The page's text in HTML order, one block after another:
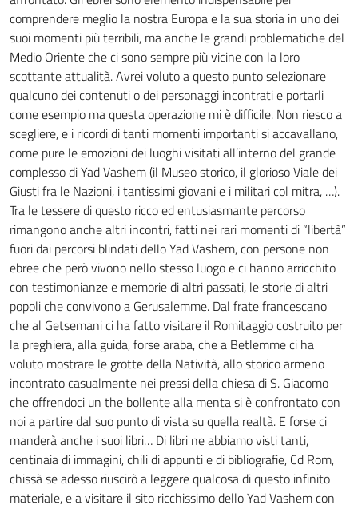
comprendere meglio la nostra Europa e la sua storia in uno dei
suoi momenti più terribili, ma anche le grandi problematiche del
Medio Oriente che ci sono sempre più vicine con la loro
scottante attualità. Avrei voluto a questo punto selezionare
qualcuno dei contenuti o dei personaggi incontrati e portarli
come esempio ma questa operazione mi è difficile. Non riesco a
scegliere, e i ricordi di tanti momenti importanti si accavallano,
come pure le emozioni dei luoghi visitati all’interno del grande
complesso di Yad Vashem (il Museo storico, il glorioso Viale dei
Giusti fra le Nazioni, i tantissimi giovani e i militari col mitra, …).
Tra le tessere di questo ricco ed entusiasmante percorso
rimangono anche altri incontri, fatti nei rari momenti di “libertà”
fuori dai percorsi blindati dello Yad Vashem, con persone non
ebree che però vivono nello stesso luogo e ci hanno arricchito
con testimonianze e memorie di altri passati, le storie di altri
popoli che convivono a Gerusalemme. Dal frate francescano
che al Getsemani ci ha fatto visitare il Romitaggio costruito per
la preghiera, alla guida, forse araba, che a Betlemme ci ha
voluto mostrare le grotte della Natività, allo storico armeno
incontrato casualmente nei pressi della chiesa di S. Giacomo
che offrendoci un the bollente alla menta si è confrontato con
noi a partire dal suo punto di vista su quella realtà. E forse ci
manderà anche i suoi libri… Di libri ne abbiamo visti tanti,
centinaia di immagini, chili di appunti e di bibliografie, Cd Rom,
chissà se adesso riuscirò a leggere qualcosa di questo infinito
materiale, e a visitare il sito ricchissimo dello Yad Vashem con